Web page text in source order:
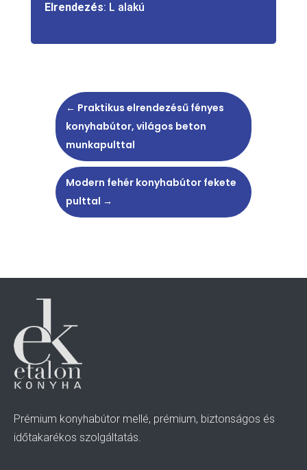
Elrendezés: L alakú
← Praktikus elrendezésű fényes
konyhabútor, világos beton
munkapulttal
Modern fehér konyhabútor fekete
pulttal →
Prémium konyhabútor mellé, prémium, biztonságos és
időtakarékos szolgáltatás.